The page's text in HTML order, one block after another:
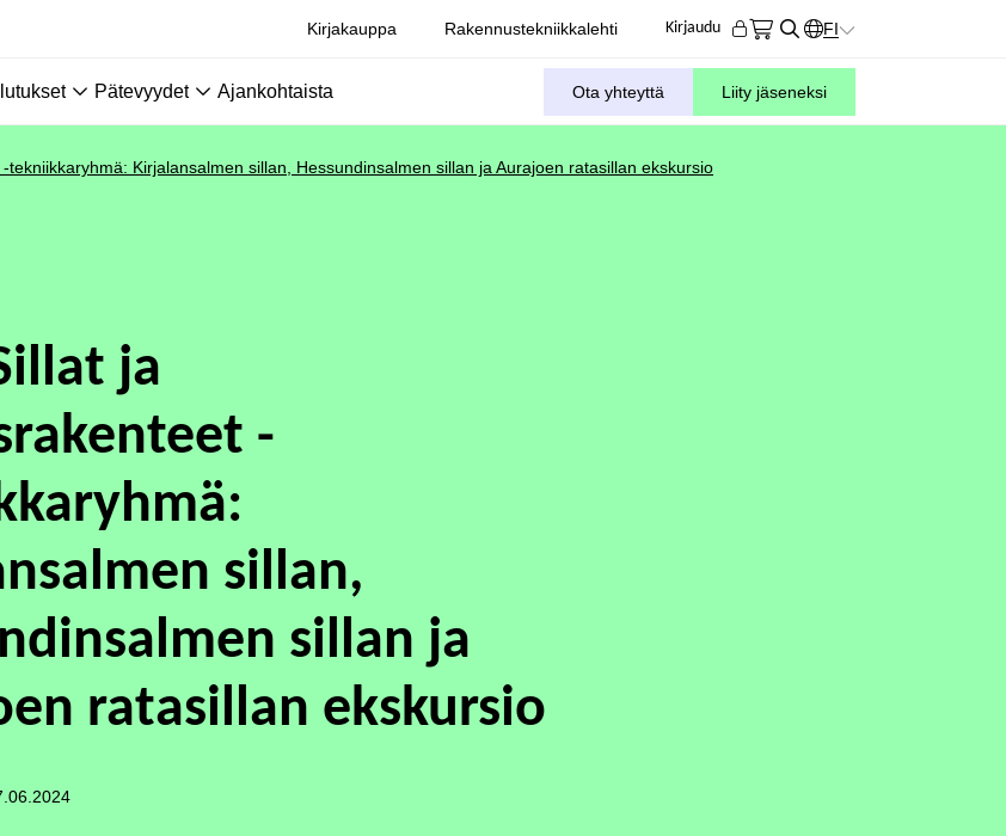
Kirjakauppa Rakennustekniikkalehti Kirjaudu FI
KIELIVALITSIN.
Pätevyydet Ajankohtaista Ota yhteyttä Liity jäseneksi
tekniikkaryhmä: Kirjalansalmen sillan, Hessundinsalmen sillan ja Aurajoen ratasillan ekskursio
ja
-
sillan,
sillan ja
ratasillan ekskursio